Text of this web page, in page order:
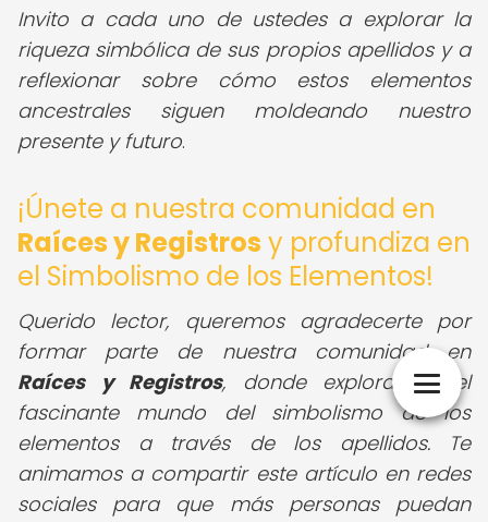
Invito a cada uno de ustedes a explorar la
riqueza simbólica de sus propios apellidos y a
reflexionar sobre cómo estos elementos
ancestrales siguen moldeando nuestro
presente y futuro.
¡Únete a nuestra comunidad en
Raíces y Registros y profundiza en
el Simbolismo de los Elementos!
Querido lector, queremos agradecerte por
formar parte de nuestra comunidad en
Raíces y Registros, donde exploramos el
fascinante mundo del simbolismo de los
elementos a través de los apellidos. Te
animamos a compartir este artículo en redes
sociales para que más personas puedan